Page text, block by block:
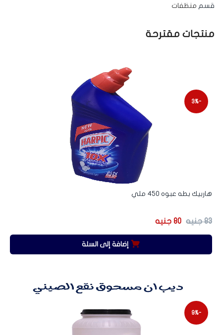
قسم منظفات
منتجات مقترحة
-3%
هاربيك بطه عبوه 450 ملي
83 جنيه 80 جنيه
إضافة إلى السلة
-9%